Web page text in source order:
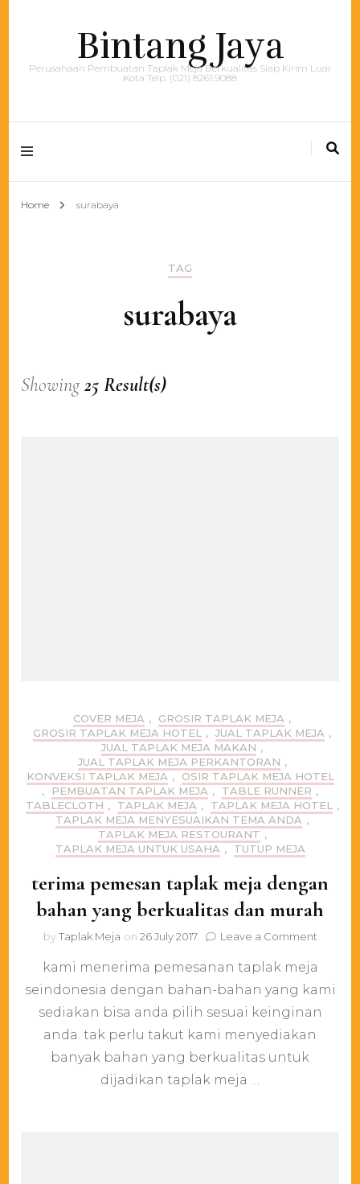
Bintang Jaya
Perusahaan Pembuatan Taplak Meja Berkualitas Siap Kirim Luar
Kota Telp. (021) 8261.9088
Home surabaya
TAG
surabaya
Showing25 Result(s)
COVER MEJA , GROSIR TAPLAK MEJA ,
GROSIR TAPLAK MEJA HOTEL , JUAL TAPLAK MEJA ,
JUAL TAPLAK MEJA MAKAN ,
JUAL TAPLAK MEJA PERKANTORAN ,
KONVEKSI TAPLAK MEJA ,
OSIR TAPLAK MEJA HOTEL
,
PEMBUATAN TAPLAK MEJA , TABLE RUNNER ,
TABLECLOTH , TAPLAK MEJA , TAPLAK MEJA HOTEL ,
TAPLAK MEJA MENYESUAIKAN TEMA ANDA ,
TAPLAK MEJA RESTOURANT ,
TAPLAK MEJA UNTUK USAHA , TUTUP MEJA
terima pemesan taplak meja dengan
bahan yang berkualitas dan murah
byTaplak Meja on 26 July 2017 Leave a Commenton
taplak
dengan
kami menerima pemesanan taplak meja
seindonesia dengan bahan-bahan yang kami
sediakan bisa anda pilih sesuai keinginan
anda. tak perlu takut kami menyediakan
banyak bahan yang berkualitas untuk
dijadikan taplak meja …